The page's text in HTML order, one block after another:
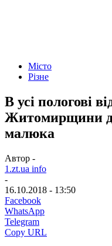
Місто
Різне
В усі пологові
Житомирщини
малюка
Автор -
1.zt.ua info
-
16.10.2018 - 13:50
Facebook
WhatsApp
Telegram
Copy URL